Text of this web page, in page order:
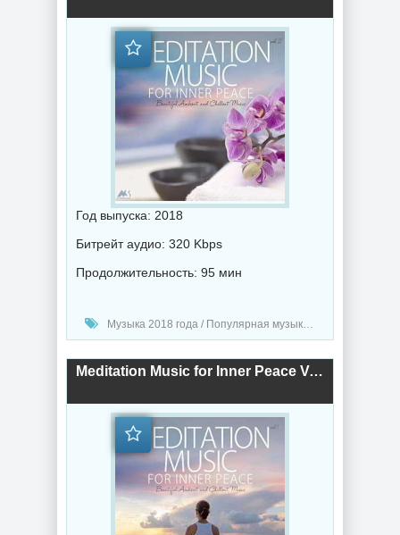
Год выпуска: 2018
Битрейт аудио: 320 Kbps
Продолжительность: 95 мин
Музыка 2018 года / Популярная музыка / Электронная музыка
Meditation Music for Inner Peace Vol.1 (Beautiful Ambient and Chillout Music) (2018) торрент